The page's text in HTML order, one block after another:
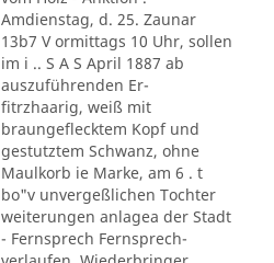
Amdienstag, d. 25. Zaunar
13b7 V ormittags 10 Uhr, sollen
im i .. S A S April 1887 ab
auszuführenden Er-
fitrzhaarig, weiß mit
braungeflecktem Kopf und
gestutztem Schwanz, ohne
Maulkorb ie Marke, am 6 . t
bo"v unvergeßlichen Tochter
weiterungen anlagea der Stadt
- Fernsprech Fernsprech-